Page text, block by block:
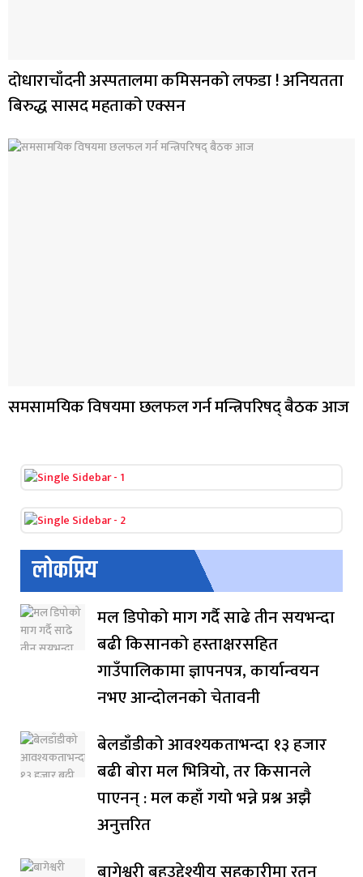
दोधाराचाँदनी अस्पतालमा कमिसनको लफडा ! अनियतता
बिरुद्ध सासद महताको एक्सन
समसामयिक विषयमा छलफल गर्न मन्त्रिपरिषद् बैठक आज
लोकप्रिय
मल डिपोको माग गर्दै साढे तीन सयभन्दा
बढी किसानको हस्ताक्षरसहित
गाउँपालिकामा ज्ञापनपत्र, कार्यान्वयन
नभए आन्दोलनको चेतावनी
बेलडाँडीको आवश्यकताभन्दा १३ हजार
बढी बोरा मल भित्रियो, तर किसानले
पाएनन् : मल कहाँ गयो भन्ने प्रश्न अझै
अनुत्तरित